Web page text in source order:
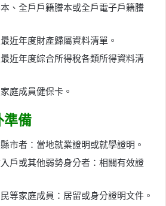
、全戶戶籍謄本或全戶電子戶籍謄
近年度財產歸屬資料清單。
近年度綜合所得稅各類所得資料清
庭成員健保卡。
準備
市者：當地就業證明或就學證明。
戶或其他弱勢身分者：相關有效證
等家庭成員：居留或身分證明文件。